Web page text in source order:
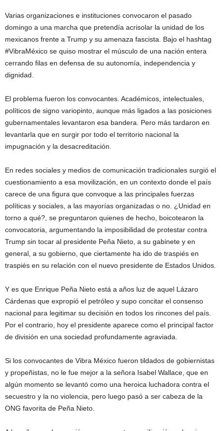
Varias organizaciones e instituciones convocaron el pasado
domingo a una marcha que pretendía acrisolar la unidad de los
mexicanos frente a Trump y su amenaza fascista. Bajo el hashtag
#VibraMéxico se quiso mostrar el músculo de una nación entera
cerrando filas en defensa de su autonomía, independencia y
dignidad.
El problema fueron los convocantes. Académicos, intelectuales,
políticos de signo variopinto, aunque más ligados a las posiciones
gubernamentales levantaron esa bandera. Pero más tardaron en
levantarla que en surgir por todo el territorio nacional la
impugnación y la desacreditación.
En redes sociales y medios de comunicación tradicionales surgió el
cuestionamiento a esa movilización, en un contexto donde el país
carece de una figura que convoque a las principales fuerzas
políticas y sociales, a las mayorías organizadas o no. ¿Unidad en
torno a qué?, se preguntaron quienes de hecho, boicotearon la
convocatoria, argumentando la imposibilidad de protestar contra
Trump sin tocar al presidente Peña Nieto, a su gabinete y en
general, a su gobierno, que ciertamente ha ido de traspiés en
traspiés en su relación con el nuevo presidente de Estados Unidos.
Y es que Enrique Peña Nieto está a años luz de aquel Lázaro
Cárdenas que expropió el petróleo y supo concitar el consenso
nacional para legitimar su decisión en todos los rincones del país.
Por el contrario, hoy el presidente aparece como el principal factor
de división en una sociedad profundamente agraviada.
Si los convocantes de Vibra México fueron tildados de gobiernistas
y propeñistas, no le fue mejor a la señora Isabel Wallace, que en
algún momento se levantó como una heroica luchadora contra el
secuestro y la no violencia, pero luego pasó a ser cabeza de la
ONG favorita de Peña Nieto.